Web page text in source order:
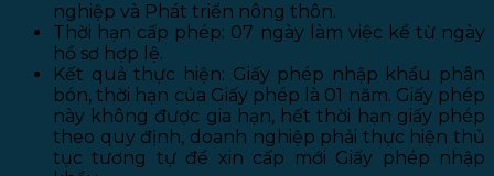
nghiệp và Phát triển nông thôn.
Thời hạn cấp phép: 07 ngày làm việc kể từ ngày
hồ sơ hợp lệ.
Kết quả thực hiện: Giấy phép nhập khẩu phân
bón, thời hạn của Giấy phép là 01 năm. Giấy phép
này không được gia hạn, hết thời hạn giấy phép
theo quy định, doanh nghiệp phải thực hiện thủ
tục tương tự để xin cấp mới Giấy phép nhập